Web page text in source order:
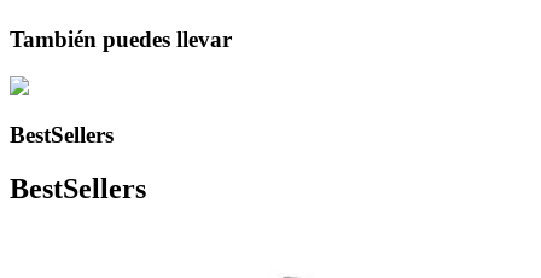
También puedes llevar
BestSellers
BestSellers